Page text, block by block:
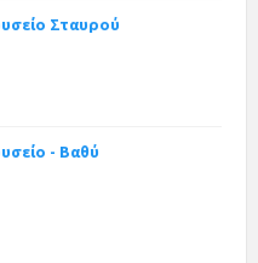
Σταυρού
- Βαθύ